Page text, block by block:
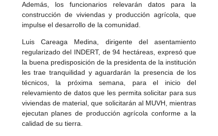
Además, los funcionarios relevarán datos para la
construcción de viviendas y producción agrícola, que
impulse el desarrollo de la comunidad.
Luis Careaga Medina, dirigente del asentamiento
regularizado del INDERT, de 94 hectáreas, expresó que
la buena predisposición de la presidenta de la institución
les trae tranquilidad y aguardarán la presencia de los
técnicos, la próxima semana, para el inicio del
relevamiento de datos que les permita solicitar para sus
viviendas de material, que solicitarán al MUVH, mientras
ejecutan planes de producción agrícola conforme a la
calidad de su tierra.